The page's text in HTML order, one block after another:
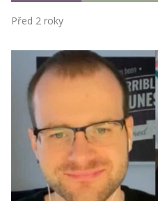
Před 2 roky